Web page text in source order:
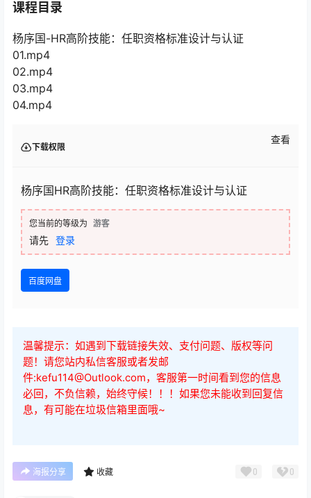
课程目录
杨序国-HR高阶技能：任职资格标准设计与认证
01.mp4
02.mp4
03.mp4
04.mp4
下载权限
查看
杨序国HR高阶技能：任职资格标准设计与认证
您当前的等级为 游客
请先 登录
百度网盘
温馨提示：如遇到下载链接失效、支付问题、版权等问
题！请您站内私信客服或者发邮
件:kefu114@Outlook.com，客服第一时间看到您的信息
必回，不负信赖，始终守候！！！如果您未能收到回复信
息，有可能在垃圾信箱里面哦~
海报分享 收藏 0 0